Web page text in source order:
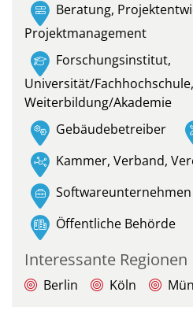
Beratung,
Projektmanagement
Forschungsinstitut,
Universität/Fachhochschule,
Weiterbildung/Akademie
Gebäudebetreiber
Kammer, Verband,
Softwareunternehmen
Öffentliche Behörde
Interessante Regionen
Berlin Köln